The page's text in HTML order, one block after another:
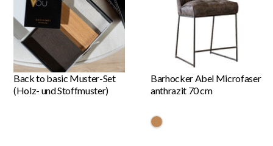
Back to basic Muster-Set
(Holz- und Stoffmuster)
Barhocker Abel Microfaser
anthrazit 70 cm
#be8957